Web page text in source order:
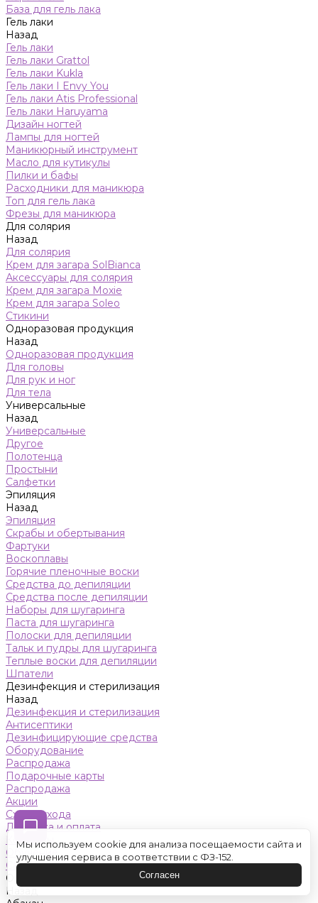
База для гель лака
Гель лаки
Назад
Гель лаки
Гель лаки Grattol
Гель лаки Kukla
Гель лаки I Envy You
Гель лаки Atis Professional
Гель лаки Haruyama
Дизайн ногтей
Лампы для ногтей
Маникюрный инструмент
Масло для кутикулы
Пилки и бафы
Расходники для маникюра
Топ для гель лака
Фрезы для маникюра
Для солярия
Назад
Для солярия
Крем для загара SolBianca
Аксессуары для солярия
Крем для загара Moxie
Крем для загара Soleo
Стикини
Одноразовая продукция
Назад
Одноразовая продукция
Для головы
Для рук и ног
Для тела
Универсальные
Назад
Универсальные
Другое
Полотенца
Простыни
Салфетки
Эпиляция
Назад
Эпиляция
Скрабы и обертывания
Фартуки
Воскоплавы
Горячие пленочные воски
Средства до депиляции
Средства после депиляции
Наборы для шугаринга
Паста для шугаринга
Полоски для депиляции
Тальк и пудры для шугаринга
Теплые воски для депиляции
Шпатели
Дезинфекция и стерилизация
Назад
Дезинфекция и стерилизация
Антисептики
Дезинфицирующие средства
Оборудование
Распродажа
Подарочные карты
Распродажа
Акции
Схемы ухода
Доставка и оплата
Контакты
Обучение
Салон красоты
Оренбург
Назад
Мы используем cookie для анализа посещаемости сайта и
улучшения сервиса в соответствии с ФЗ-152.
Согласен